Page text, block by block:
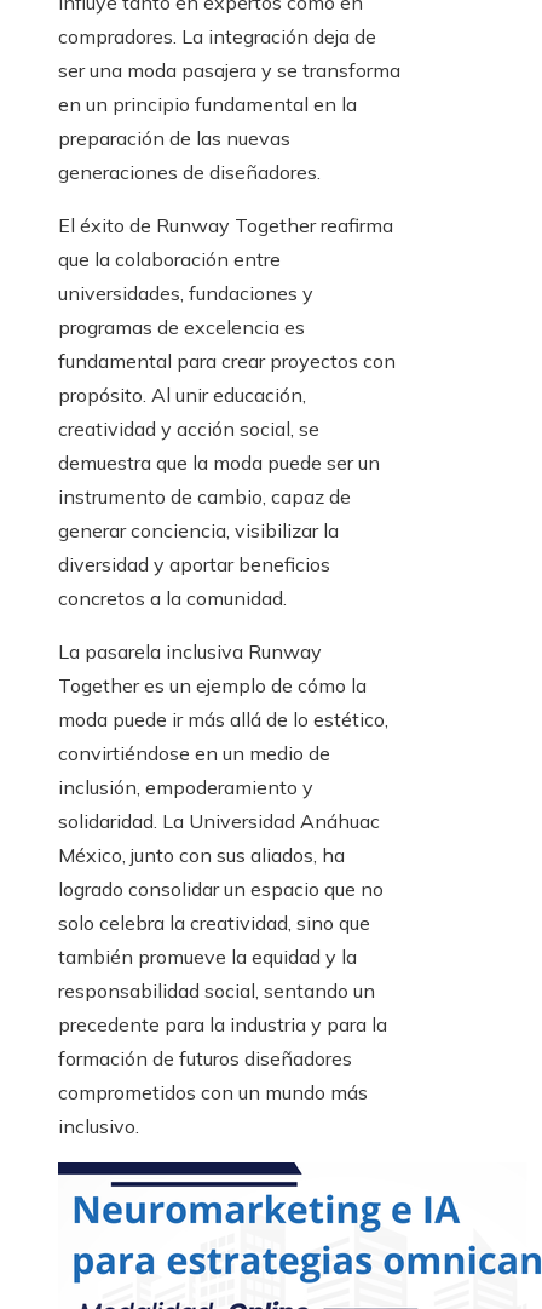
compradores. La integración deja de
ser una moda pasajera y se transforma
en un principio fundamental en la
preparación de las nuevas
generaciones de diseñadores.
El éxito de Runway Together reafirma
que la colaboración entre
universidades, fundaciones y
programas de excelencia es
fundamental para crear proyectos con
propósito. Al unir educación,
creatividad y acción social, se
demuestra que la moda puede ser un
instrumento de cambio, capaz de
generar conciencia, visibilizar la
diversidad y aportar beneficios
concretos a la comunidad.
La pasarela inclusiva Runway
Together es un ejemplo de cómo la
moda puede ir más allá de lo estético,
convirtiéndose en un medio de
inclusión, empoderamiento y
solidaridad. La Universidad Anáhuac
México, junto con sus aliados, ha
logrado consolidar un espacio que no
solo celebra la creatividad, sino que
también promueve la equidad y la
responsabilidad social, sentando un
precedente para la industria y para la
formación de futuros diseñadores
comprometidos con un mundo más
inclusivo.